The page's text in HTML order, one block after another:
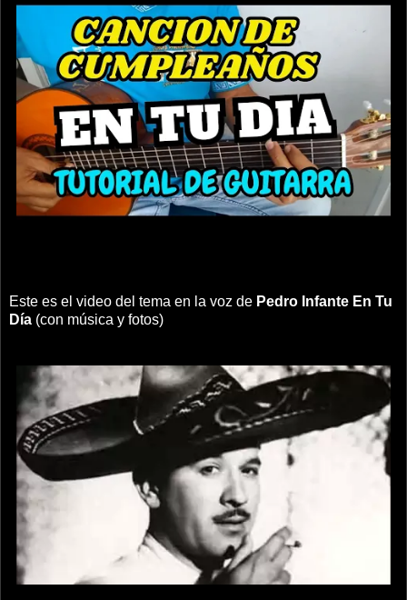
Este es el video del tema en la voz de Pedro Infante En Tu
Día (con música y fotos)